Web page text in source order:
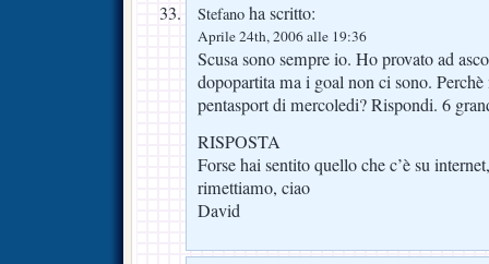
Stefano ha scritto:
Aprile 24th, 2006 alle 19:36
Scusa sono sempre io. Ho provato ad
dopopartita ma i goal non ci sono.
pentasport di mercoledi? Rispondi. 6
RISPOSTA
Forse hai sentito quello che c’è su
rimettiamo, ciao
David